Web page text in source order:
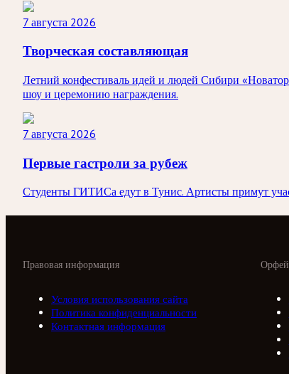
7 августа 2026
Творческая составляющая
Летний конфестиваль идей и людей Сибири
шоу и церемонию награждения.
7 августа 2026
Первые гастроли за рубеж
Студенты ГИТИСа едут в Тунис. Артисты примут
Правовая информация
Условия использования сайта
Политика конфиденциальности
Контактная информация